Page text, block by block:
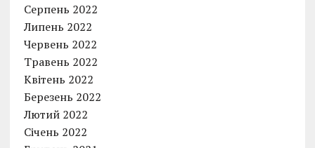
Серпень 2022
Липень 2022
Червень 2022
Травень 2022
Квітень 2022
Березень 2022
Лютий 2022
Січень 2022